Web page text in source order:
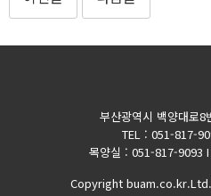
부산광역시 백양대로8
TEL : 051-817-
목양실 : 051-817-9093
Copyright buam.co.kr.Ltd.